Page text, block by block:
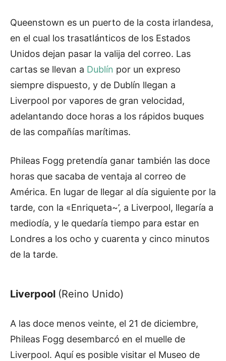
Queenstown es un puerto de la costa irlandesa,
en el cual los trasatlánticos de los Estados
Unidos dejan pasar la valija del correo. Las
cartas se llevan a Dublín por un expreso
siempre dispuesto, y de Dublín llegan a
Liverpool por vapores de gran velocidad,
adelantando doce horas a los rápidos buques
de las compañías marítimas.
Phileas Fogg pretendía ganar también las doce
horas que sacaba de ventaja al correo de
América. En lugar de llegar al día siguiente por la
tarde, con la «Enriqueta~’, a Liverpool, llegaría a
mediodía, y le quedaría tiempo para estar en
Londres a los ocho y cuarenta y cinco minutos
de la tarde.
Liverpool (Reino Unido)
A las doce menos veinte, el 21 de diciembre,
Phileas Fogg desembarcó en el muelle de
Liverpool. Aquí es posible visitar el Museo de